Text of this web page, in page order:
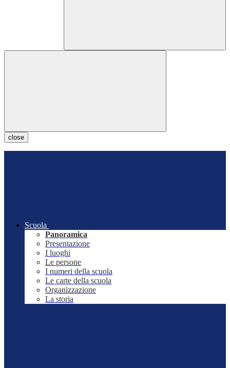
close
Scuola
Panoramica
Presentazione
I luoghi
Le persone
I numeri della scuola
Le carte della scuola
Organizzazione
La storia